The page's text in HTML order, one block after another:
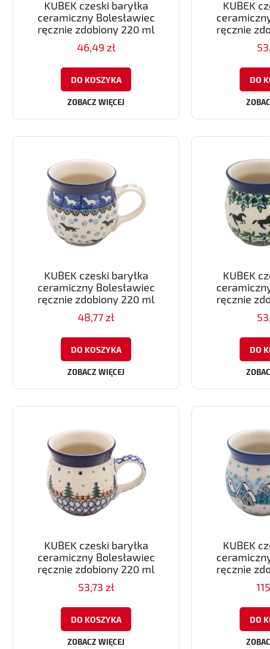
KUBEK czeski baryłka
ceramiczny Bolesławiec
ręcznie zdobiony 220 ml
46,49 zł
DO KOSZYKA
ZOBACZ WIĘCEJ
KUBEK
ręcznie
DO
KUBEK czeski baryłka
ceramiczny Bolesławiec
ręcznie zdobiony 220 ml
48,77 zł
DO KOSZYKA
ZOBACZ WIĘCEJ
KUBEK
ręcznie
DO
KUBEK czeski baryłka
ceramiczny Bolesławiec
ręcznie zdobiony 220 ml
53,73 zł
DO KOSZYKA
ZOBACZ WIĘCEJ
KUBEK
ręcznie
DO